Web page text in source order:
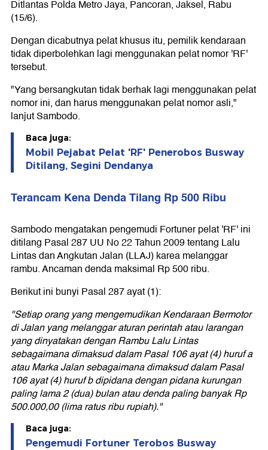
Ditlantas Polda Metro Jaya, Pancoran, Jaksel, Rabu
(15/6).
Dengan dicabutnya pelat khusus itu, pemilik kendaraan
tidak diperbolehkan lagi menggunakan pelat nomor 'RF'
tersebut.
"Yang bersangkutan tidak berhak lagi menggunakan pelat
nomor ini, dan harus menggunakan pelat nomor asli,"
lanjut Sambodo.
Baca juga:
Mobil Pejabat Pelat 'RF' Penerobos Busway
Ditilang, Segini Dendanya
Terancam Kena Denda Tilang Rp 500 Ribu
Sambodo mengatakan pengemudi Fortuner pelat 'RF' ini
ditilang Pasal 287 UU No 22 Tahun 2009 tentang Lalu
Lintas dan Angkutan Jalan (LLAJ) karea melanggar
rambu. Ancaman denda maksimal Rp 500 ribu.
Berikut ini bunyi Pasal 287 ayat (1):
"Setiap orang yang mengemudikan Kendaraan Bermotor
di Jalan yang melanggar aturan perintah atau larangan
yang dinyatakan dengan Rambu Lalu Lintas
sebagaimana dimaksud dalam Pasal 106 ayat (4) huruf a
atau Marka Jalan sebagaimana dimaksud dalam Pasal
106 ayat (4) huruf b dipidana dengan pidana kurungan
paling lama 2 (dua) bulan atau denda paling banyak Rp
500.000,00 (lima ratus ribu rupiah)."
Baca juga:
Pengemudi Fortuner Terobos Busway